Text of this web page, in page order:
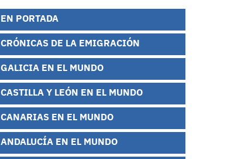
EN PORTADA
CRÓNICAS DE LA EMIGRACIÓN
GALICIA EN EL MUNDO
CASTILLA Y LEÓN EN EL MUNDO
CANARIAS EN EL MUNDO
ANDALUCÍA EN EL MUNDO